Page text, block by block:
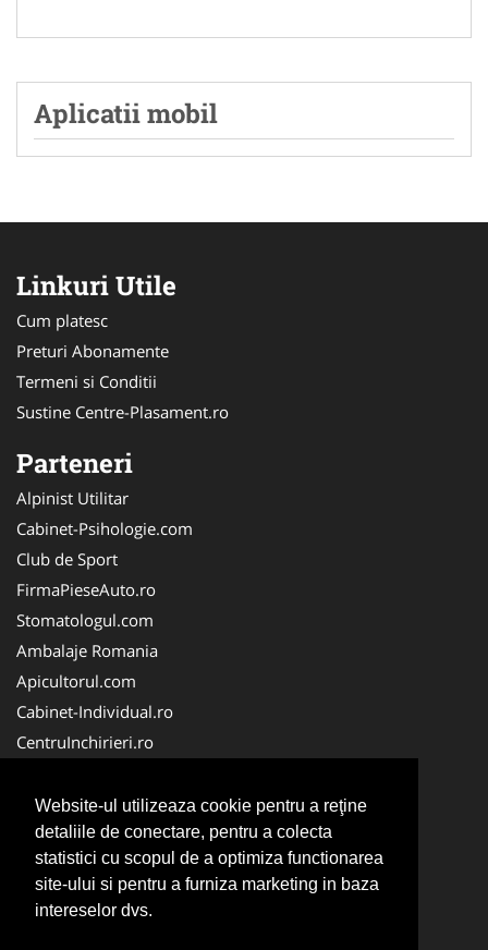
Website-ul utilizeaza cookie pentru a reţine
detaliile de conectare, pentru a colecta
statistici cu scopul de a optimiza functionarea
site-ului si pentru a furniza marketing in baza
intereselor dvs.
Aplicatii mobil
Linkuri Utile
Cum platesc
Preturi Abonamente
Termeni si Conditii
Sustine Centre-Plasament.ro
Parteneri
Alpinist Utilitar
Cabinet-Psihologie.com
Club de Sport
FirmaPieseAuto.ro
Stomatologul.com
Ambalaje Romania
Apicultorul.com
Cabinet-Individual.ro
CentruInchirieri.ro
FirmaDeratizare.ro
InstructorScoalaAuto.ro
SalonFrizerieCanina.com
Scoala Auto